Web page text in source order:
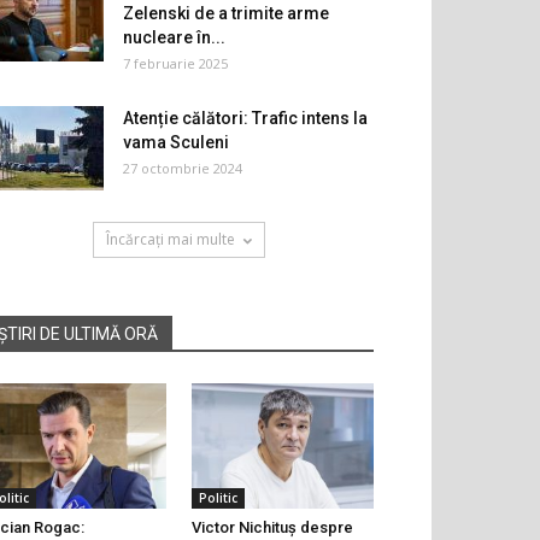
Zelenski de a trimite arme
nucleare în...
7 februarie 2025
Atenție călători: Trafic intens la
vama Sculeni
27 octombrie 2024
Încărcați mai multe
DE ULTIMĂ ORĂ
Rogac:
Politic
Victor Nichituș despre